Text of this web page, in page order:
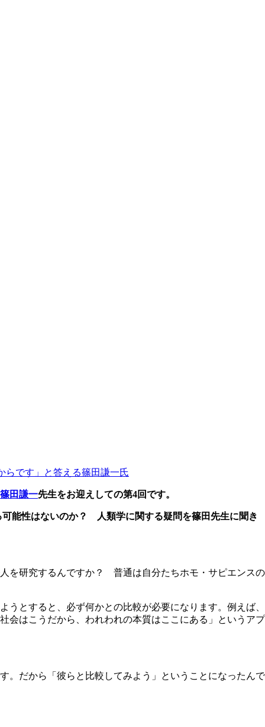
らです」と答える篠田謙一氏
篠田謙一先生をお迎えしての第4回です。
可能性はないのか？ 人類学に関する疑問を篠田先生に聞き
を研究するんですか？ 普通は自分たちホモ・サピエンスの
とすると、必ず何かとの比較が必要になります。例えば、
会はこうだから、われわれの本質はここにある」というアプ
。だから「彼らと比較してみよう」ということになったんで